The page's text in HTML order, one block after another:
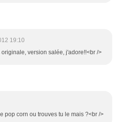
19:10
version salée, j'adore!!<br />
pop corn ou trouves tu le mais ?<br />